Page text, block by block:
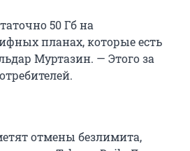
50 Гб на
планах, которые есть
Муртазин. — Этого за
отмены безлимита,